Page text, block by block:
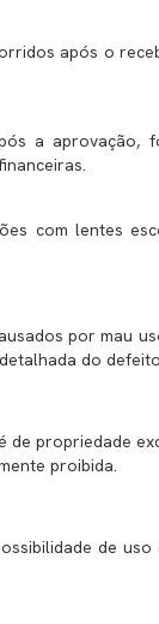
após o
a aprovação,
com lentes
por mau
do
propriedade
proibida.
de